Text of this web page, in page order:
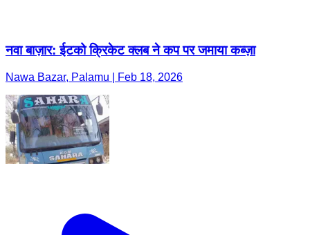
नवा बाज़ार: ईटको क्रिकेट क्लब ने कप पर जमाया कब्ज़ा
Nawa Bazar, Palamu | Feb 18, 2026